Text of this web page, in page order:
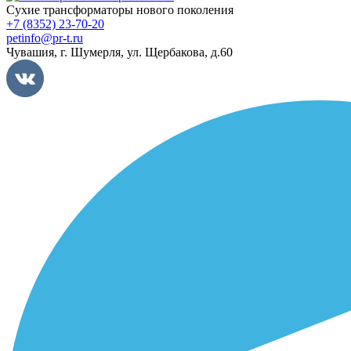
Сухие трансформаторы нового поколения
+7 (8352) 23-70-20
petinfo@pr-t.ru
Чувашия, г. Шумерля, ул. Щербакова, д.60